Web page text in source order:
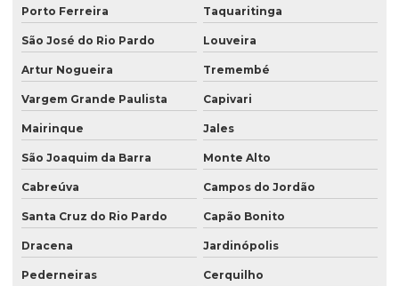
Sacos para congelados
Sacos kraft
Sacos laminados
Sacos para lanche
Sacos para laticínios
Porto Ferreira Taquaritinga
São José do Rio Pardo Louveira
Artur Nogueira Tremembé
Vargem Grande Paulista Capivari
Mairinque Jales
São Joaquim da Barra Monte Alto
Cabreúva Campos do Jordão
Santa Cruz do Rio Pardo Capão Bonito
Dracena Jardinópolis
Pederneiras Cerquilho